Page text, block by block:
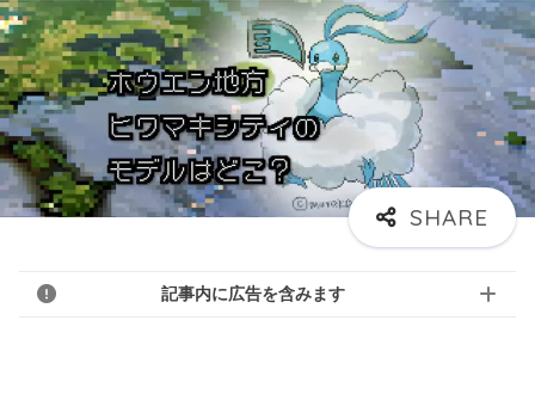
記事内に広告を含みます